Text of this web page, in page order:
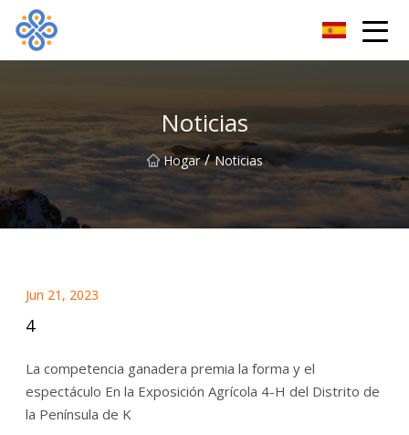
Noticias
Hogar / Noticias
Jun 21, 2023
4
La competencia ganadera premia la forma y el
espectáculo En la Exposición Agrícola 4-H del Distrito de
la Península de K